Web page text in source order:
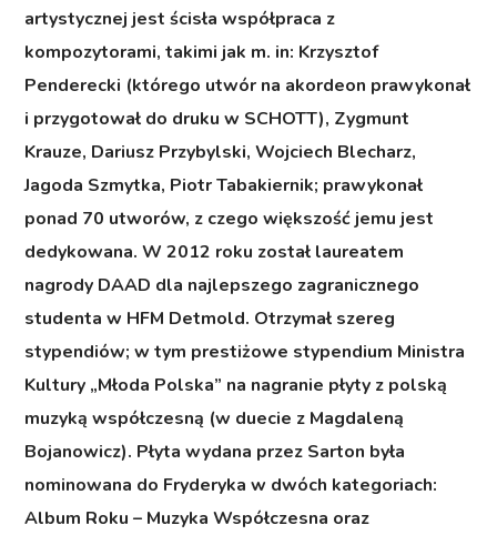
artystycznej jest ścisła współpraca z
kompozytorami, takimi jak m. in: Krzysztof
Penderecki (którego utwór na akordeon prawykonał
i przygotował do druku w SCHOTT), Zygmunt
Krauze, Dariusz Przybylski, Wojciech Blecharz,
Jagoda Szmytka, Piotr Tabakiernik; prawykonał
ponad 70 utworów, z czego większość jemu jest
dedykowana. W 2012 roku został laureatem
nagrody DAAD dla najlepszego zagranicznego
studenta w HFM Detmold. Otrzymał szereg
stypendiów; w tym prestiżowe stypendium Ministra
Kultury „Młoda Polska” na nagranie płyty z polską
muzyką współczesną (w duecie z Magdaleną
Bojanowicz). Płyta wydana przez Sarton była
nominowana do Fryderyka w dwóch kategoriach:
Album Roku – Muzyka Współczesna oraz